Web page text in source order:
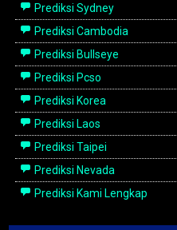
Prediksi Sydney
Prediksi Cambodia
Prediksi Bullseye
Prediksi Pcso
Prediksi Korea
Prediksi Laos
Prediksi Taipei
Prediksi Nevada
Prediksi Kami Lengkap